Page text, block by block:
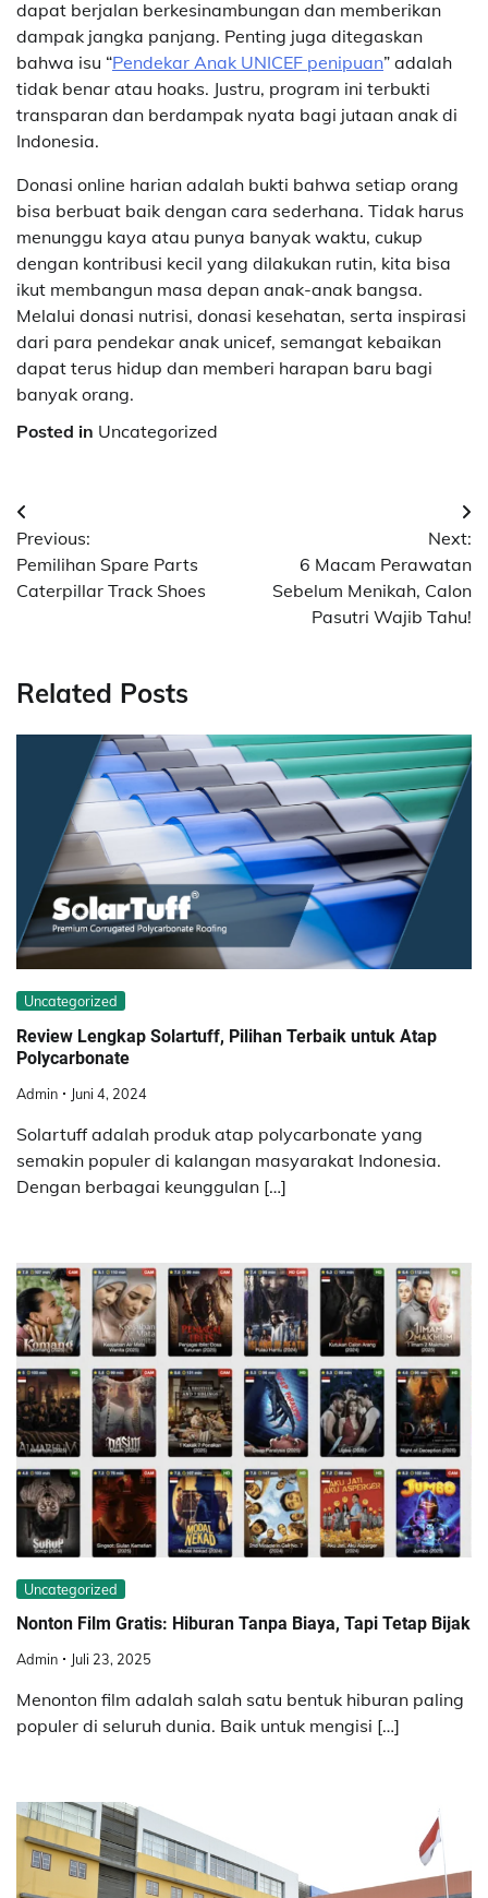
dapat berjalan berkesinambungan dan memberikan
dampak jangka panjang. Penting juga ditegaskan
bahwa isu “Pendekar Anak UNICEF penipuan” adalah
tidak benar atau hoaks. Justru, program ini terbukti
transparan dan berdampak nyata bagi jutaan anak di
Indonesia.
Donasi online harian adalah bukti bahwa setiap orang
bisa berbuat baik dengan cara sederhana. Tidak harus
menunggu kaya atau punya banyak waktu, cukup
dengan kontribusi kecil yang dilakukan rutin, kita bisa
ikut membangun masa depan anak-anak bangsa.
Melalui donasi nutrisi, donasi kesehatan, serta inspirasi
dari para pendekar anak unicef, semangat kebaikan
dapat terus hidup dan memberi harapan baru bagi
banyak orang.
Posted in Uncategorized
Navigasi
pos
Previous:
Pemilihan Spare Parts
Caterpillar Track Shoes
Next:
6 Macam Perawatan
Sebelum Menikah, Calon
Pasutri Wajib Tahu!
Related Posts
Uncategorized
Review Lengkap Solartuff, Pilihan Terbaik untuk Atap
Polycarbonate
Admin Juni 4, 2024
Solartuff adalah produk atap polycarbonate yang
semakin populer di kalangan masyarakat Indonesia.
Dengan berbagai keunggulan […]
Uncategorized
Nonton Film Gratis: Hiburan Tanpa Biaya, Tapi Tetap Bijak
Admin Juli 23, 2025
Menonton film adalah salah satu bentuk hiburan paling
populer di seluruh dunia. Baik untuk mengisi […]